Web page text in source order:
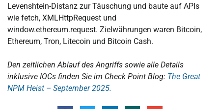
Levenshtein-Distanz zur Täuschung und baute auf APIs
wie fetch, XMLHttpRequest und
window.ethereum.request. Zielwährungen waren Bitcoin,
Ethereum, Tron, Litecoin und Bitcoin Cash.
Den zeitlichen Ablauf des Angriffs sowie alle Details
inklusive IOCs finden Sie im Check Point Blog: The Great
NPM Heist – September 2025.